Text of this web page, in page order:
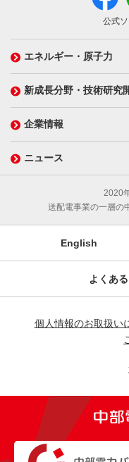
公式
エネルギー・原子力
新成長分野・技術研究
企業情報
ニュース
2020
送配電事業の一層の
English
よくあ
個人情報のお取扱い